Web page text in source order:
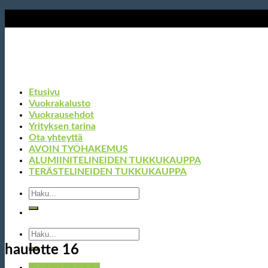
to
Etsi:
Etusivu
Vuokrakalusto
Vuokrausehdot
Yrityksen tarina
Ota yhteyttä
AVOIN TYÖHAKEMUS
ALUMIINITELINEIDEN TUKKUKAUPPA
TERÄSTELINEIDEN TUKKUKAUPPA
Etsi:
haulotte 16